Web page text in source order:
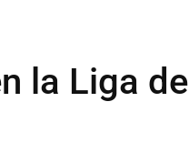
la Liga del